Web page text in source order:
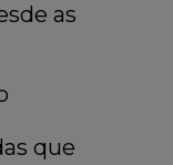
as
que